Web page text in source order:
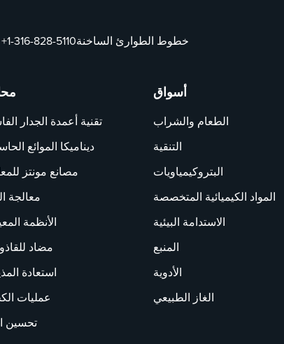
+1-316-828-5110خطوط الطوارئ الساخنة
تقنية أعمدة الجدار
ديناميكا الموائع
مصانع مونتز
معالجة
الأنظمة
مضاد
استعادة
عمليات
تحسين
أسواق
الطعام والشراب
التنقية
البتروكيمياويات
المواد الكيميائية المتخصصة
الاستدامة البيئية
المنبع
الأدوية
الغاز الطبيعي